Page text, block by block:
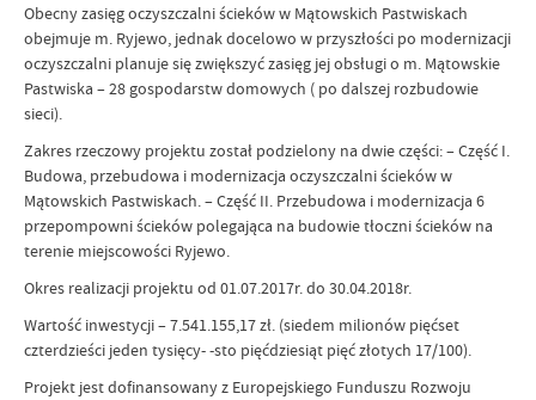
Obecny zasięg oczyszczalni ścieków w Mątowskich Pastwiskach
obejmuje m. Ryjewo, jednak docelowo w przyszłości po modernizacji
oczyszczalni planuje się zwiększyć zasięg jej obsługi o m. Mątowskie
Pastwiska – 28 gospodarstw domowych ( po dalszej rozbudowie
sieci).
Zakres rzeczowy projektu został podzielony na dwie części: – Część I.
Budowa, przebudowa i modernizacja oczyszczalni ścieków w
Mątowskich Pastwiskach. – Część II. Przebudowa i modernizacja 6
przepompowni ścieków polegająca na budowie tłoczni ścieków na
terenie miejscowości Ryjewo.
Okres realizacji projektu od 01.07.2017r. do 30.04.2018r.
Wartość inwestycji – 7.541.155,17 zł. (siedem milionów pięćset
czterdzieści jeden tysięcy- -sto pięćdziesiąt pięć złotych 17/100).
Projekt jest dofinansowany z Europejskiego Funduszu Rozwoju